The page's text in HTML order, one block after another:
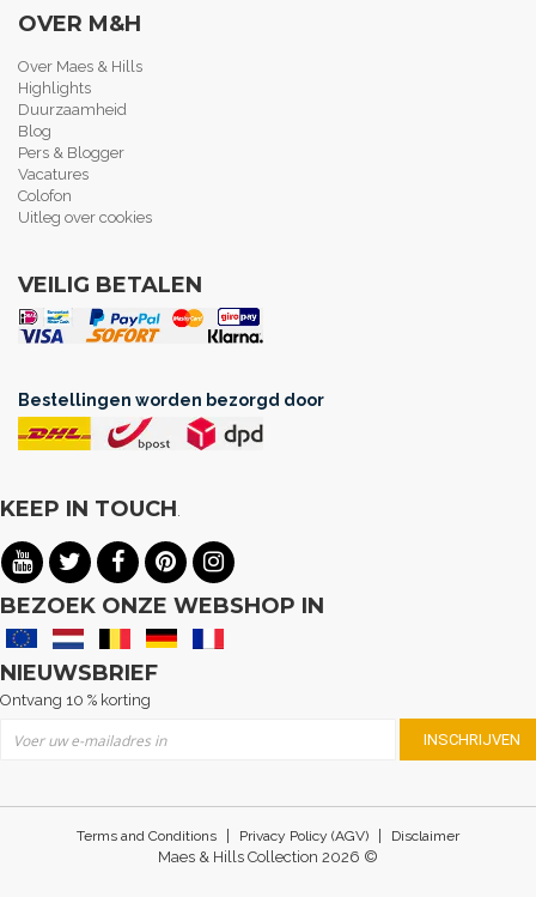
OVER M&H
Over Maes & Hills
Highlights
Duurzaamheid
Blog
Pers & Blogger
Vacatures
Colofon
Uitleg over cookies
VEILIG BETALEN
Bestellingen worden bezorgd door
KEEP IN TOUCH.
BEZOEK ONZE WEBSHOP IN
NIEUWSBRIEF
Ontvang 10 % korting
INSCHRIJVEN
Terms and Conditions Privacy Policy (AGV) Disclaimer
Maes & Hills Collection 2026 ©